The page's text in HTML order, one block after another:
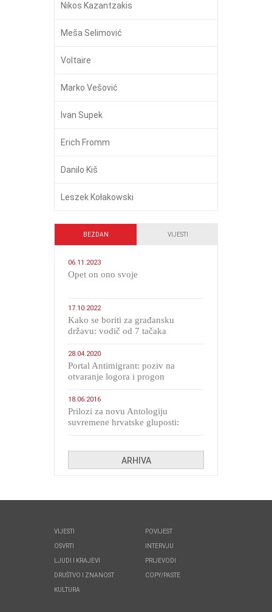
Nikos Kazantzakis
Meša Selimović
Voltaire
Marko Vešović
Ivan Supek
Erich Fromm
Danilo Kiš
Leszek Kołakowski
BEZDAN VIJESTI
06.11.2023
​Opet on ono svoje
17.10.2022
Kako se boriti za građansku
državu: vodič od 7 tačaka
28.04.2020
Portal Antimigrant: poziv na
otvaranje logora i progon
18.06.2016
Prilozi za novu Antologiju
suvremene hrvatske gluposti:
ARHIVA
VIJESTI
OSVRTI
LJUDI I KRAJEVI
DRUŠTVO I ZNANOST
KULTURA
POVIJEST
INTERVJU
PRIJEVODI
COPY/PASTE